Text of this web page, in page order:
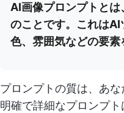
AI画像プロンプトと
のことです。これはAI
色、雰囲気などの要素
プロンプトの質は、あ
明確で詳細なプロンプ